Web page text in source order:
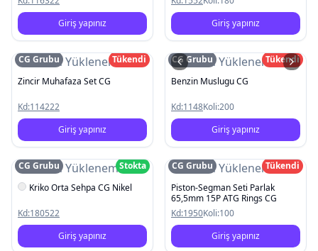
Giriş yapınız
Giriş yapınız
Resim Yüklenemedi
CG Grubu
Tükendi
Zincir Muhafaza Set CG
Kd:114222
Giriş yapınız
Resim Yüklenemedi
CG Grubu
Tükendi
Benzin Muslugu CG
Kd:1148Koli:200
Giriş yapınız
Resim Yüklenemedi
CG Grubu
Stokta
Kriko Orta Sehpa CG Nikel
Kd:180522
Giriş yapınız
Resim Yüklenemedi
CG Grubu
Tükendi
Piston-Segman Seti Parlak
65,5mm 15P ATG Rings CG
Kd:1950Koli:100
Giriş yapınız